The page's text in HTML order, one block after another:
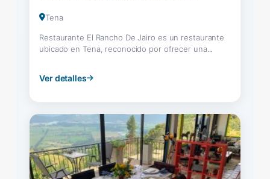
Tena
Restaurante El Rancho De Jairo es un restaurante
ubicado en Tena, reconocido por ofrecer una...
Ver detalles